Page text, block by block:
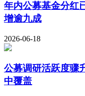
年内公募基金分红
增逾九成
2026-06-18
公募调研活跃度骤
中覆盖